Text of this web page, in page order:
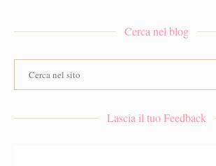
Cerca nel blog
Lascia il tuo Feedback